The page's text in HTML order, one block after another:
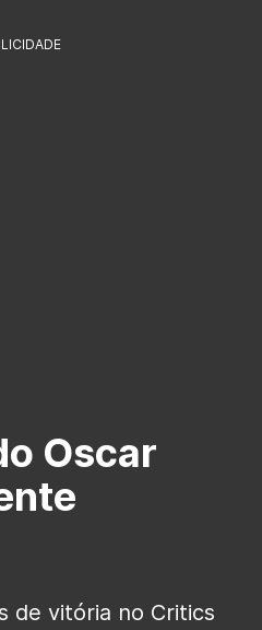
Oscar
de vitória no Critics